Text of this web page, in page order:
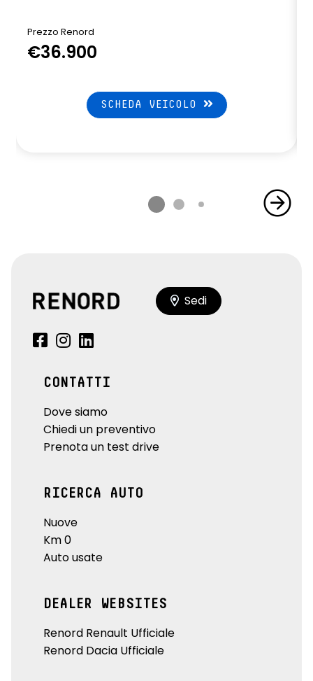
Prezzo Renord
€36.900
SCHEDA VEICOLO
Sedi
CONTATTI
Dove siamo
Chiedi un preventivo
Prenota un test drive
RICERCA AUTO
Nuove
Km 0
Auto usate
DEALER WEBSITES
Renord Renault Ufficiale
Renord Dacia Ufficiale